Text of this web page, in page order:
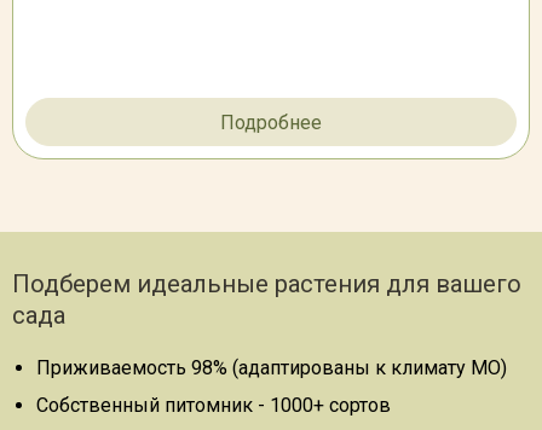
Подробнее
Подберем идеальные растения для вашего
сада
Приживаемость 98% (адаптированы к климату МО)
Собственный питомник - 1000+ сортов